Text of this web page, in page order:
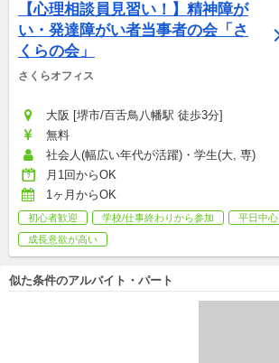
【心理相談員見習い！】精神障が
い・発達障がい者当事者の会「さ
くらの会」
さくらオフィス
大阪 [堺市/百舌鳥八幡駅 徒歩3分]
無料
社会人(幅広い年代が活躍)・学生(大, 専)
月1回からOK
1ヶ月からOK
初心者歓迎 学校/仕事終わりから参加 平日中心
成長意欲が高い
似た条件のアルバイト・パート